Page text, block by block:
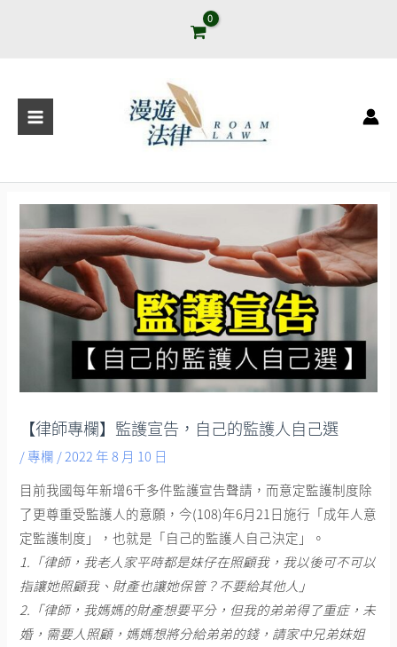
Menu
【律師專欄】監護宣告，自己的監護人自己選
/專欄 /2022 年 8 月 10 日
目前我國每年新增6千多件監護宣告聲請，而意定監護制度除
了更尊重受監護人的意願，今(108)年6月21日施行「成年人意
定監護制度」，也就是「自己的監護人自己決定」。
1.「律師，我老人家平時都是妹仔在照顧我，我以後可不可以
指讓她照顧我、財產也讓她保管？不要給其他人」
2.「律師，我媽媽的財產想要平分，但我的弟弟得了重症，未
婚，需要人照顧，媽媽想將分給弟弟的錢，請家中兄弟妹姐